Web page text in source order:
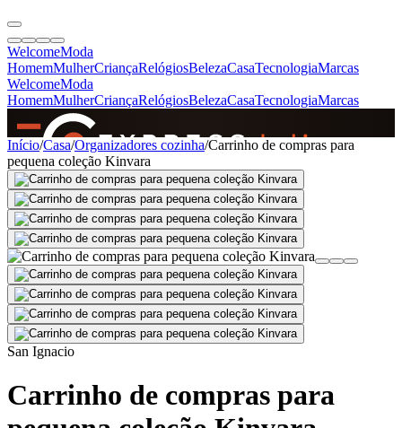
WelcomeModa
HomemMulherCriançaRelógiosBelezaCasaTecnologiaMarcas
WelcomeModa
HomemMulherCriançaRelógiosBelezaCasaTecnologiaMarcas
SINCE 2005
+de 36.000 reviews
Início/Casa/Organizadores cozinha/Carrinho de compras para
pequena coleção Kinvara
San Ignacio
Carrinho de compras para